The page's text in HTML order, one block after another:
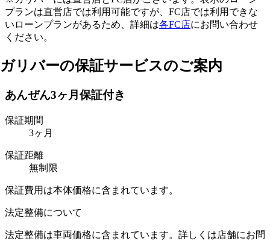
プランは直営店では利用可能ですが、FC店では利用できな
いローンプランがあるため、詳細は各FC店にお問い合わせ
ください。
ガリバーの保証サービスのご案内
あんぜん3ヶ月保証付き
保証期間
3ヶ月
保証距離
無制限
保証費用は本体価格に含まれています。
法定整備について
法定整備は車両価格に含まれています。詳しくは店舗にお問